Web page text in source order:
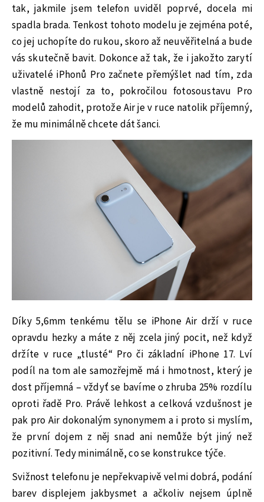
tak, jakmile jsem telefon uviděl poprvé, docela mi
spadla brada. Tenkost tohoto modelu je zejména poté,
co jej uchopíte do rukou, skoro až neuvěřitelná a bude
vás skutečně bavit. Dokonce až tak, že i jakožto zarytí
uživatelé iPhonů Pro začnete přemýšlet nad tím, zda
vlastně nestojí za to, pokročilou fotosoustavu Pro
modelů zahodit, protože Air je v ruce natolik příjemný,
že mu minimálně chcete dát šanci.
Díky 5,6mm tenkému tělu se iPhone Air drží v ruce
opravdu hezky a máte z něj zcela jiný pocit, než když
držíte v ruce „tlusté“ Pro či základní iPhone 17. Lví
podíl na tom ale samozřejmě má i hmotnost, který je
dost příjemná – vždyť se bavíme o zhruba 25% rozdílu
oproti řadě Pro. Právě lehkost a celková vzdušnost je
pak pro Air dokonalým synonymem a i proto si myslím,
že první dojem z něj snad ani nemůže být jiný než
pozitivní. Tedy minimálně, co se konstrukce týče.
Svižnost telefonu je nepřekvapivě velmi dobrá, podání
barev displejem jakbysmet a ačkoliv nejsem úplně